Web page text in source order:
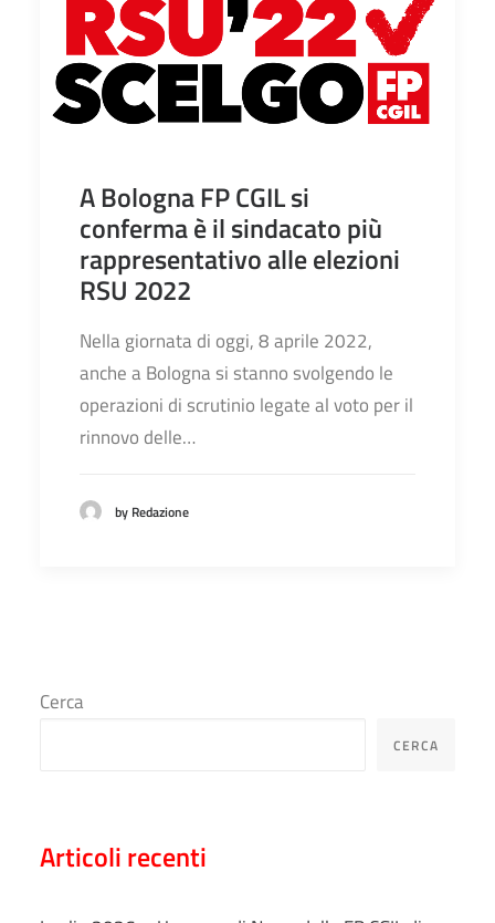
A Bologna FP CGIL si
conferma è il sindacato più
rappresentativo alle elezioni
RSU 2022
Nella giornata di oggi, 8 aprile 2022,
anche a Bologna si stanno svolgendo le
operazioni di scrutinio legate al voto per il
rinnovo delle…
by Redazione
Cerca
CERCA
Articoli recenti